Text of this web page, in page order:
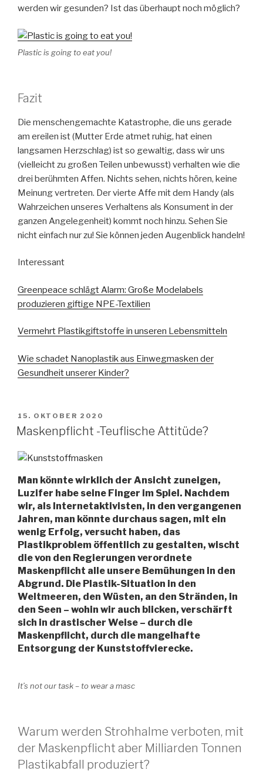
werden wir gesunden? Ist das überhaupt noch möglich?
Plastic is going to eat you!
Fazit
Die menschengemachte Katastrophe, die uns gerade
am ereilen ist (Mutter Erde atmet ruhig, hat einen
langsamen Herzschlag) ist so gewaltig, dass wir uns
(vielleicht zu großen Teilen unbewusst) verhalten wie die
drei berühmten Affen. Nichts sehen, nichts hören, keine
Meinung vertreten. Der vierte Affe mit dem Handy (als
Wahrzeichen unseres Verhaltens als Konsument in der
ganzen Angelegenheit) kommt noch hinzu. Sehen Sie
nicht einfach nur zu! Sie können jeden Augenblick handeln!
Interessant
Greenpeace schlägt Alarm: Große Modelabels
produzieren giftige NPE-Textilien
Vermehrt Plastikgiftstoffe in unseren Lebensmitteln
Wie schadet Nanoplastik aus Einwegmasken der
Gesundheit unserer Kinder?
VERÖFFENTLICHT
AM
15. OKTOBER 2020
Maskenpflicht -Teuflische Attitüde?
Man könnte wirklich der Ansicht zuneigen,
Luzifer habe seine Finger im Spiel. Nachdem
wir, als Internetaktivisten, in den vergangenen
Jahren, man könnte durchaus sagen, mit ein
wenig Erfolg, versucht haben, das
Plastikproblem öffentlich zu gestalten, wischt
die von den Regierungen verordnete
Maskenpflicht alle unsere Bemühungen in den
Abgrund. Die Plastik-Situation in den
Weltmeeren, den Wüsten, an den Stränden, in
den Seen – wohin wir auch blicken, verschärft
sich in drastischer Weise – durch die
Maskenpflicht, durch die mangelhafte
Entsorgung der Kunststoffvierecke.
It’s not our task – to wear a masc
Warum werden Strohhalme verboten, mit
der Maskenpflicht aber Milliarden Tonnen
Plastikabfall produziert?